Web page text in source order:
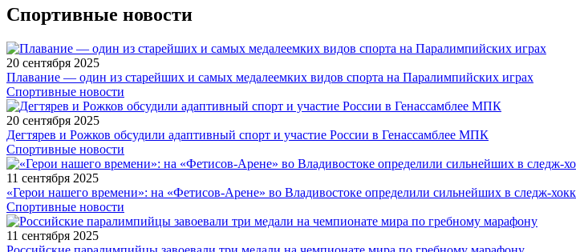
Спортивные новости
20 сентября 2025
Плавание — один из старейших и самых медалеемких видов спорта на Паралимпийских играх
Спортивные новости
20 сентября 2025
Дегтярев и Рожков обсудили адаптивный спорт и участие России в Генассамблее МПК
Спортивные новости
11 сентября 2025
«Герои нашего времени»: на «Фетисов-Арене» во Владивостоке определили сильнейших в следж-
Спортивные новости
11 сентября 2025